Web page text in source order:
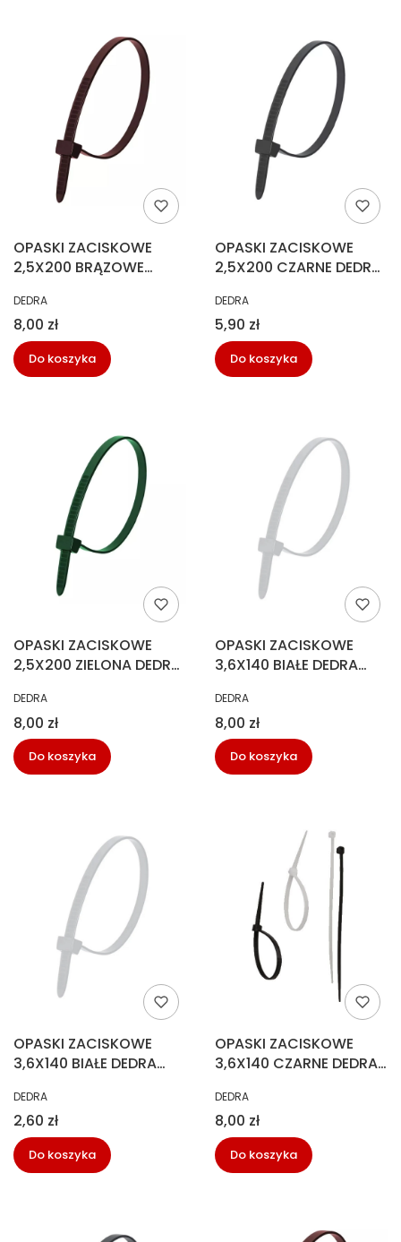
OPASKI ZACISKOWE
2,5X200 BRĄZOWE
PRODUCENT
DEDRA
Cena
8,00 zł
Do koszyka
OPASKI ZACISKOWE
2,5X200 CZARNE DEDRA
PRODUCENT
DEDRA
Cena
5,90 zł
Do koszyka
OPASKI ZACISKOWE
2,5X200 ZIELONA DEDRA
PRODUCENT
DEDRA
Cena
8,00 zł
Do koszyka
OPASKI ZACISKOWE
3,6X140 BIAŁE DEDRA
PRODUCENT
DEDRA
Cena
8,00 zł
Do koszyka
OPASKI ZACISKOWE
3,6X140 BIAŁE DEDRA
PRODUCENT
DEDRA
Cena
2,60 zł
Do koszyka
OPASKI ZACISKOWE
3,6X140 CZARNE DEDRA
PRODUCENT
DEDRA
Cena
8,00 zł
Do koszyka